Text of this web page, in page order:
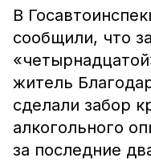
В
сообщили, что
житель
сделали забор
алкогольного
за последние